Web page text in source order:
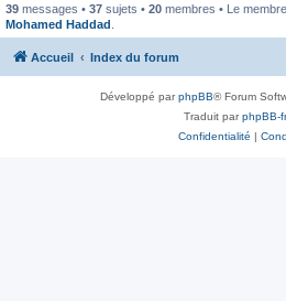
39 messages • 37 sujets • 20 membres • Le
Mohamed Haddad
Accueil Index du forum
Développé parphpBB® Forum
Traduit parphpBB-
Confidentialité |